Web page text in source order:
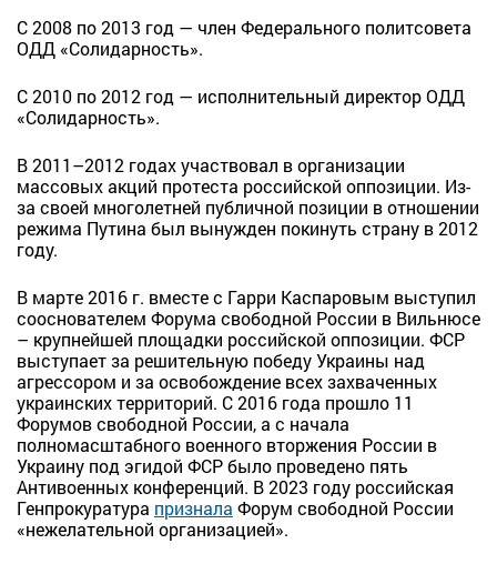
С 2008 по 2013 год — член Федерального политсовета
ОДД «Солидарность».
С 2010 по 2012 год — исполнительный директор ОДД
«Солидарность».
В 2011–2012 годах участвовал в организации
массовых акций протеста российской оппозиции. Из-
за своей многолетней публичной позиции в отношении
режима Путина был вынужден покинуть страну в 2012
году.
В марте 2016 г. вместе с Гарри Каспаровым выступил
сооснователем Форума свободной России в Вильнюсе
– крупнейшей площадки российской оппозиции. ФСР
выступает за решительную победу Украины над
агрессором и за освобождение всех захваченных
украинских территорий. С 2016 года прошло 11
Форумов свободной России, а с начала
полномасштабного военного вторжения России в
Украину под эгидой ФСР было проведено пять
Антивоенных конференций. В 2023 году российская
Генпрокуратура признала Форум свободной России
«нежелательной организацией».